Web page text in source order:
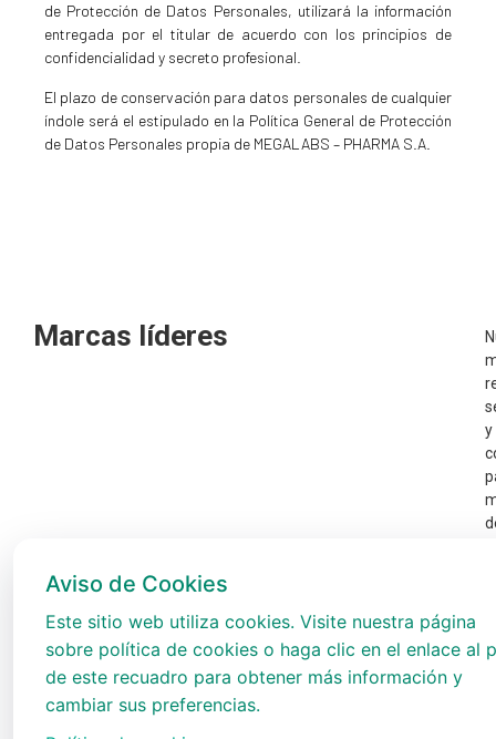
de Protección de Datos Personales, utilizará la información
entregada por el titular de acuerdo con los principios de
confidencialidad y secreto profesional.
El plazo de conservación para datos personales de cualquier
índole será el estipulado en la Política General de Protección
de Datos Personales propia de MEGALABS – PHARMA S.A.
Marcas líderes
y
Aviso de Cookies
Este sitio web utiliza cookies. Visite nuestra página
sobre política de cookies o haga clic en el enlace al
de este recuadro para obtener más información y
cambiar sus preferencias.